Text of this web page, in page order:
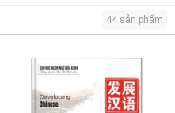
44 sản phẩm